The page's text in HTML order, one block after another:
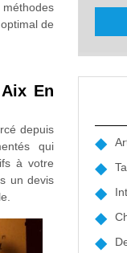
de
En
depuis
qui
à votre
un devis